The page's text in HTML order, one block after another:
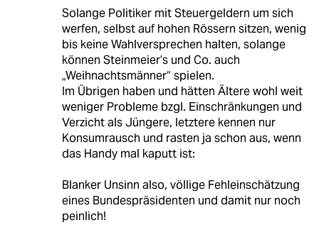
Solange Politiker mit Steuergeldern um sich
werfen, selbst auf hohen Rössern sitzen, wenig
bis keine Wahlversprechen halten, solange
können Steinmeier’s und Co. auch
„Weihnachtsmänner“ spielen.
Im Übrigen haben und hätten Ältere wohl weit
weniger Probleme bzgl. Einschränkungen und
Verzicht als Jüngere, letztere kennen nur
Konsumrausch und rasten ja schon aus, wenn
das Handy mal kaputt ist:
Blanker Unsinn also, völlige Fehleinschätzung
eines Bundespräsidenten und damit nur noch
peinlich!